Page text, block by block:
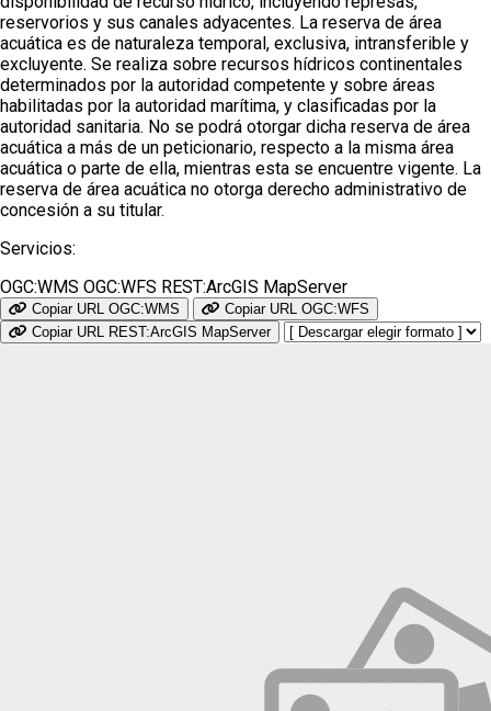
reservorios y sus canales adyacentes. La reserva de área
acuática es de naturaleza temporal, exclusiva, intransferible y
excluyente. Se realiza sobre recursos hídricos continentales
determinados por la autoridad competente y sobre áreas
habilitadas por la autoridad marítima, y clasificadas por la
autoridad sanitaria. No se podrá otorgar dicha reserva de área
acuática a más de un peticionario, respecto a la misma área
acuática o parte de ella, mientras esta se encuentre vigente. La
reserva de área acuática no otorga derecho administrativo de
concesión a su titular.
Servicios:
OGC:WMS OGC:WFS REST:ArcGIS MapServer
Copiar URL OGC:WMS
Copiar URL OGC:WFS
Copiar URL REST:ArcGIS MapServer